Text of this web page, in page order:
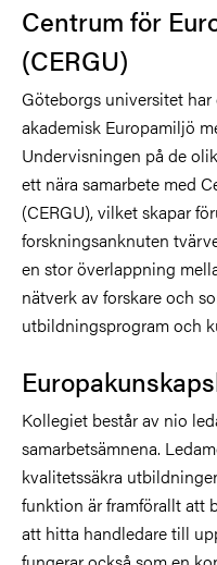
Centrum för
(CERGU)
Göteborgs universitet
akademisk Europamiljö
Undervisningen på de
ett nära samarbete med
(CERGU), vilket skapar
forskningsanknuten
en stor överlappning
nätverk av forskare och
utbildningsprogram och
Kollegiet består av nio
samarbetsämnena.
kvalitetssäkra
funktion är framförallt att
att hitta handledare till